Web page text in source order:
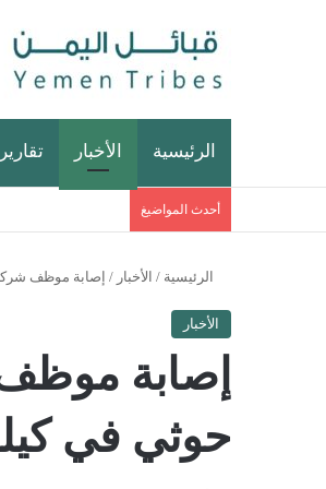
الرئيسية الأخبار
أحدث المواضيغ
الرئيسية / الأخبار / إصابة موظف شركة
الأخبار
إصابة
حوثي في كيلو 16 شرق مدينة الحديدة –